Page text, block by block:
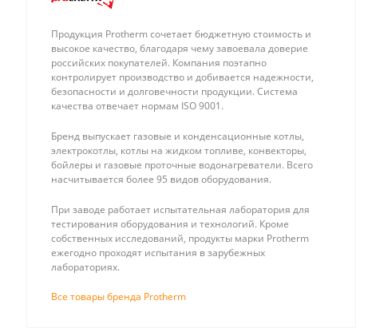
Продукция Protherm сочетает бюджетную стоимость и
высокое качество, благодаря чему завоевала доверие
российских покупателей. Компания поэтапно
контролирует производство и добивается надежности,
безопасности и долговечности продукции. Система
качества отвечает нормам ISO 9001.
Бренд выпускает газовые и конденсационные котлы,
электрокотлы, котлы на жидком топливе, конвекторы,
бойлеры и газовые проточные водонагреватели. Всего
насчитывается более 95 видов оборудования.
При заводе работает испытательная лаборатория для
тестирования оборудования и технологий. Кроме
собственных исследований, продукты марки Protherm
ежегодно проходят испытания в зарубежных
лабораториях.
Все товары бренда Protherm